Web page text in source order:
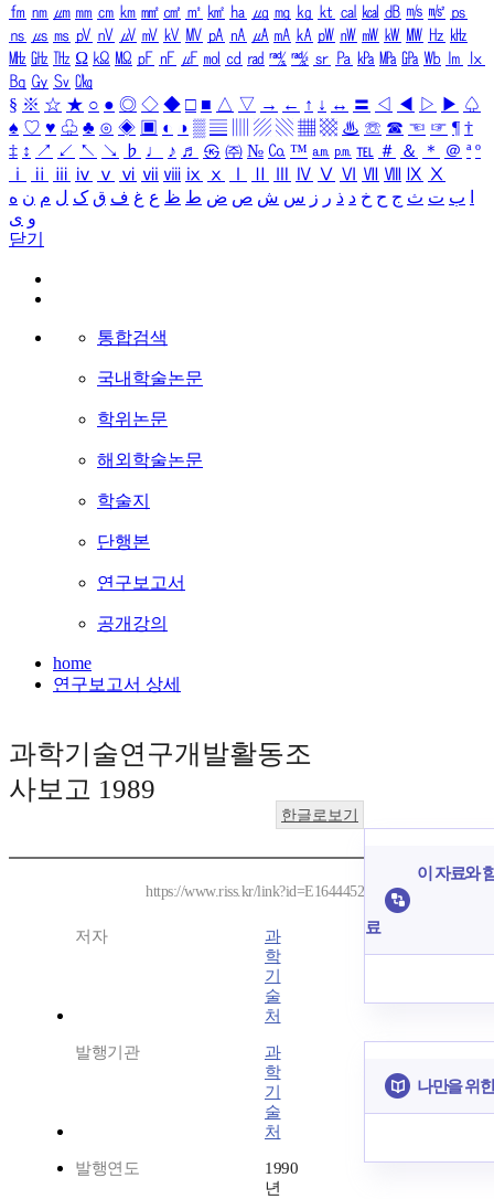
㎙ ㎚ ㎛ ㎜ ㎝ ㎞ ㎟ ㎠ ㎡ ㎢ ㏊ ㎍ ㎎ ㎏ ㏏ ㎈ ㎉ ㏈ ㎧ ㎨ ㎰
㎱ ㎲ ㎳ ㎴ ㎵ ㎶ ㎷ ㎸ ㎹ ㎀ ㎁ ㎂ ㎃ ㎄ ㎺ ㎻ ㎽ ㎾ ㎿ ㎐ ㎑
㎒ ㎓ ㎔ Ω ㏀ ㏁ ㎊ ㎋ ㎌ ㏖ ㏅ ㎭ ㎮ ㎯ ㏛ ㎩ ㎪ ㎫ ㎬ ㏝ ㏐
㏓
㏃ ㏉ ㏜ ㏆
§ ※ ☆ ★ ○ ● ◎ ◇ ◆ □ ■ △ ▽ → ← ↑ ↓ ↔ 〓 ◁ ◀ ▷ ▶ ♤
♠ ♡ ♥ ♧ ♣ ⊙ ◈ ▣ ◐ ◑ ▒ ▤ ▨ ▧ ▦ ▩ ♨ ☏ ☎ ☜ ☞ ¶ †
‡ ↕ ↗ ↙ ↖ ↘ ♭ ♩ ♪ ♬ ㉿ ㈜ № ㏇ ™ ㏂ ㏘ ℡ ＃ ＆ ＊ ＠ ª º
ⅰ
ⅱ ⅲ ⅳ ⅴ ⅵ ⅶ ⅷ ⅸ ⅹ Ⅳ Ⅴ Ⅵ Ⅶ Ⅷ Ⅸ Ⅹ
ب ت ث ج ح خ د ذ ر ز س ش ص ض ط ظ ع غ ف ق ک ل م ن ه
و ی
닫기
통합검색
국내학술논문
학위논문
해외학술논문
학술지
단행본
연구보고서
공개강의
home
연구보고서 상세
과학기술연구개발활동조
사보고 1989
한글로보기
https://www.riss.kr/link?id=E1644452
저자
과
학
기
술
처
발행기관
과
학
기
술
처
발행연도
1990
년
이 자료와
료
나만을 위